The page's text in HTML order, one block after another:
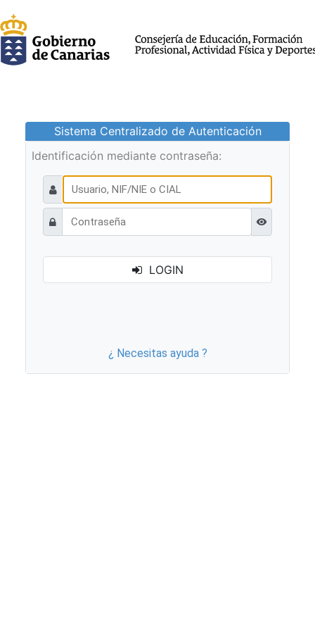
Sistema Centralizado de Autenticación
Identificación mediante contraseña:
Ver
LOGIN
¿ Necesitas ayuda ?